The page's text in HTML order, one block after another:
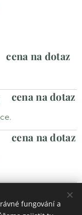
cena na dotaz
cena na dotaz
cena na dotaz
fungování a